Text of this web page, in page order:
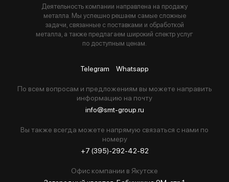
Деятельность компании направлена на продажу
металла. Мы успешно решаем самые сложные
задачи, связанные с поставками и обработкой
металла, а также предлагаем широкий спектр услуг
по доступным ценам.
Telegram Whatsapp
По всем вопросам и предложениям вы можете направить
информацию на почту
info@smt-group.ru
Вы также всегда можете напрямую связаться с нами по
номеру
+7 (395)-292-42-82
Офис компании в Якутске